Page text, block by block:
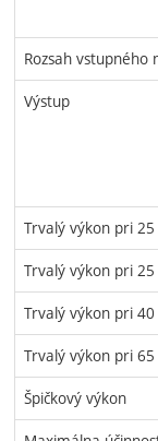
Rozsah vstupného
Výstup
Trvalý výkon pri 25
Trvalý výkon pri 25
Trvalý výkon pri 40
Trvalý výkon pri 65
Špičkový výkon